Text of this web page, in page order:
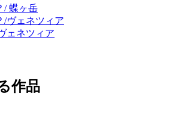
/ 蝶ヶ岳
ェネツィア
作品